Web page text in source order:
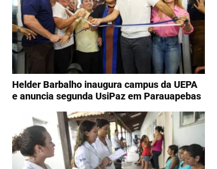
Helder Barbalho inaugura campus da UEPA
e anuncia segunda UsiPaz em Parauapebas